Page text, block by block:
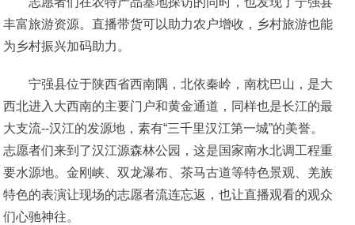
丰富旅游资源。直播带货可以助力农户增收，乡村旅游也能
为乡村振兴加码助力。
宁强县位于陕西省西南隅，北依秦岭，南枕巴山，是大
西北进入大西南的主要门户和黄金通道，同样也是长江的最
大支流--汉江的发源地，素有“三千里汉江第一城”的美誉。
志愿者们来到了汉江源森林公园，这是国家南水北调工程重
要水源地。金刚峡、双龙瀑布、茶马古道等特色景观、羌族
特色的表演让现场的志愿者流连忘返，也让直播观看的观众
们心驰神往。